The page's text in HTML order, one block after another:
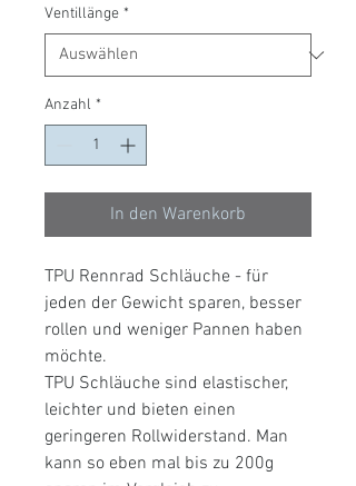
Ventillänge *
Anzahl *
In den Warenkorb
TPU Rennrad Schläuche - für
jeden der Gewicht sparen, besser
rollen und weniger Pannen haben
möchte.
TPU Schläuche sind elastischer,
leichter und bieten einen
geringeren Rollwiderstand. Man
kann so eben mal bis zu 200g